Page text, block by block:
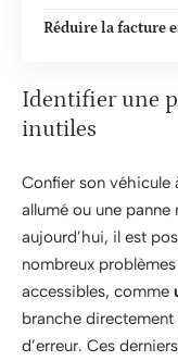
Réduire la facture
Identifier une
inutiles
Confier son véhicule
allumé ou une
aujourd’hui, il est
nombreux
accessibles, comme
branche
d’erreur. Ces